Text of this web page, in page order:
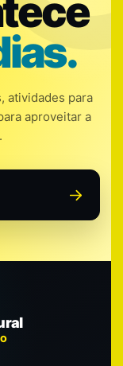
atividades para
aproveitar a